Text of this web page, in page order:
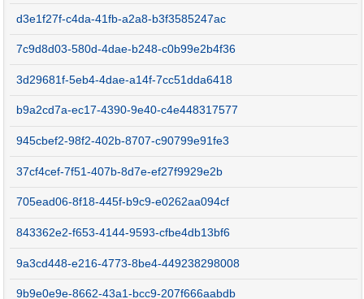
d3e1f27f-c4da-41fb-a2a8-b3f3585247ac
7c9d8d03-580d-4dae-b248-c0b99e2b4f36
3d29681f-5eb4-4dae-a14f-7cc51dda6418
b9a2cd7a-ec17-4390-9e40-c4e448317577
945cbef2-98f2-402b-8707-c90799e91fe3
37cf4cef-7f51-407b-8d7e-ef27f9929e2b
705ead06-8f18-445f-b9c9-e0262aa094cf
843362e2-f653-4144-9593-cfbe4db13bf6
9a3cd448-e216-4773-8be4-449238298008
9b9e0e9e-8662-43a1-bcc9-207f666aabdb